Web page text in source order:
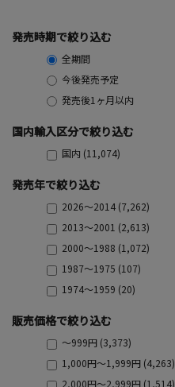
発売時期で絞り込む
全期間
今後発売予定
発売後1ヶ月以内
国内輸入区分で絞り込む
国内 (11,074)
発売年で絞り込む
2026～2014 (7,262)
2013～2001 (2,613)
2000～1988 (1,072)
1987～1975 (107)
1974～1959 (20)
販売価格で絞り込む
～999円 (3,373)
1,000円～1,999円 (4,263)
2,000円～2,999円 (1,514)